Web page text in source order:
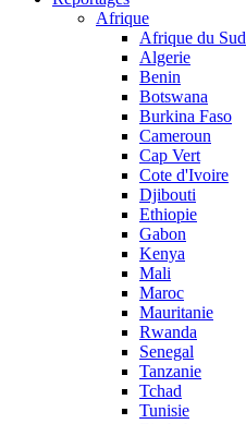
Afrique
Afrique du Sud
Algerie
Benin
Botswana
Burkina Faso
Cameroun
Cap Vert
Cote d'Ivoire
Djibouti
Ethiopie
Gabon
Kenya
Mali
Maroc
Mauritanie
Rwanda
Senegal
Tanzanie
Tchad
Tunisie